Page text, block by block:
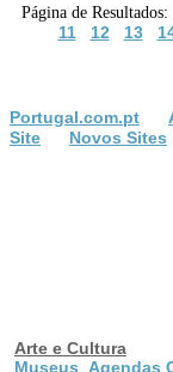
Página de Resultados:
11
12 13
Portugal.com.pt
Site
Novos Sites
Arte e Cultura
Museus
Agendas